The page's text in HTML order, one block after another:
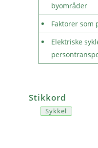
byområder
Faktorer som
Elektriske
Stikkord
Sykkel